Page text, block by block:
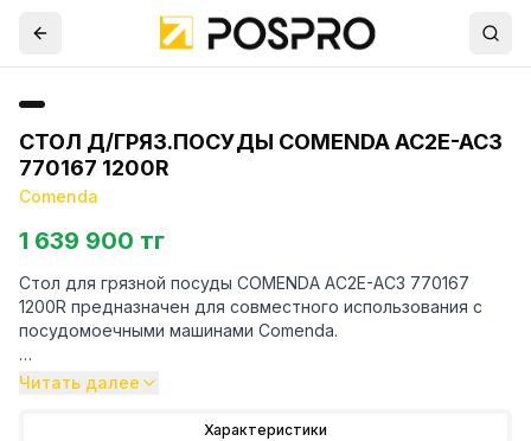
СТОЛ Д/ГРЯЗ.ПОСУДЫ COMENDA AC2E-AC3
770167 1200R
Comenda
1 639 900 тг
Стол для грязной посуды COMENDA AC2E-AC3 770167
1200R предназначен для совместного использования с
посудомоечными машинами Comenda.
Особенности:
— Боковой стол для загрузки грязной посуды с правой
Читать далее
Характеристики